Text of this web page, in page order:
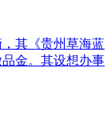
其《贵州草海蓝
金。其设想办事